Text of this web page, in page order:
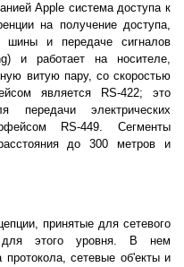
Apple система доступа к
на получение доступа,
шины и передаче сигналов
и работает на носителе,
витую пару, со скоростью
является RS-422; это
передачи электрических
RS-449. Сегменты
до 300 метров и
принятые для сетевого
для этого уровня. В нем
протокола, сетевые об'екты и